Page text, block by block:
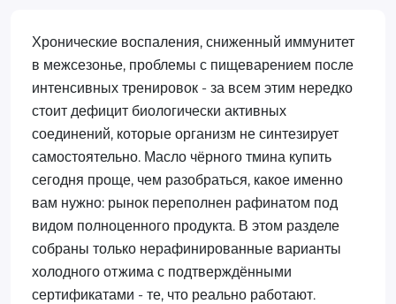
Хронические воспаления, сниженный иммунитет
в межсезонье, проблемы с пищеварением после
интенсивных тренировок - за всем этим нередко
стоит дефицит биологически активных
соединений, которые организм не синтезирует
самостоятельно. Масло чёрного тмина купить
сегодня проще, чем разобраться, какое именно
вам нужно: рынок переполнен рафинатом под
видом полноценного продукта. В этом разделе
собраны только нерафинированные варианты
холодного отжима с подтверждёнными
сертификатами - те, что реально работают.